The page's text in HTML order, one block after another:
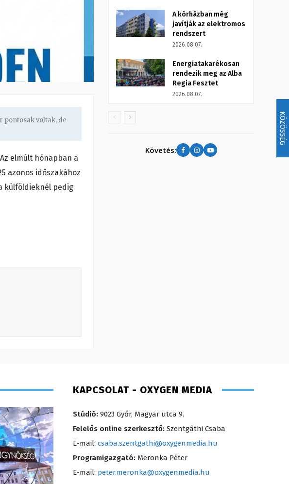
KÖZÖSSÉG
pontosak voltak, de
elmúlt hónapban a
azonos időszakához
külföldieknél pedig
A kórházban még
javítják az elektromos
rendszert
2026.08.07.
Energiatakarékosan
rendezik meg az Alba
Regia Fesztet
2026.08.07.
Követés:
KAPCSOLAT - OXYGEN MEDIA
Stúdió: 9023 Győr, Magyar utca 9.
Felelős online szerkesztő: Szentgáthi Csaba
E-mail: csaba.szentgathi@oxygenmedia.hu
Programigazgató: Meronka Péter
E-mail: peter.meronka@oxygenmedia.hu